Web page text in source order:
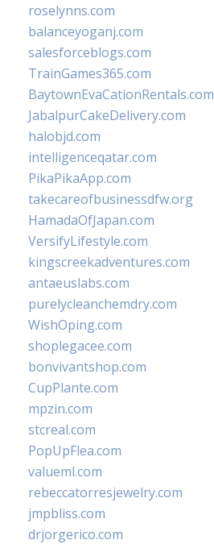
roselynns.com
balanceyoganj.com
salesforceblogs.com
TrainGames365.com
BaytownEvaCationRentals.com
JabalpurCakeDelivery.com
halobjd.com
intelligenceqatar.com
PikaPikaApp.com
takecareofbusinessdfw.org
HamadaOfJapan.com
VersifyLifestyle.com
kingscreekadventures.com
antaeuslabs.com
purelycleanchemdry.com
WishOping.com
shoplegacee.com
bonvivantshop.com
CupPlante.com
mpzin.com
stcreal.com
PopUpFlea.com
valueml.com
rebeccatorresjewelry.com
jmpbliss.com
drjorgerico.com